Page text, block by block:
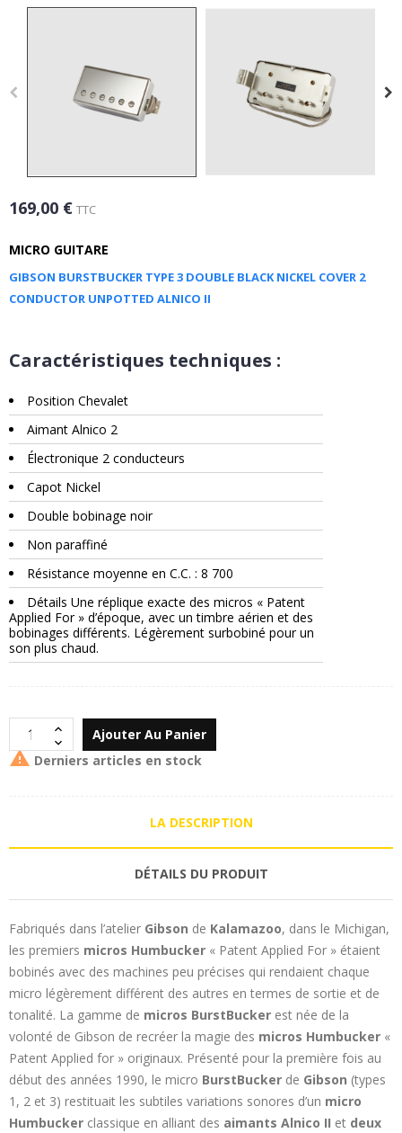
169,00 € TTC
MICRO GUITARE
GIBSON BURSTBUCKER TYPE 3 DOUBLE BLACK NICKEL COVER 2
CONDUCTOR UNPOTTED ALNICO II
Caractéristiques techniques :
Position Chevalet
Aimant Alnico 2
Électronique 2 conducteurs
Capot Nickel
Double bobinage noir
Non paraffiné
Résistance moyenne en C.C. : 8 700
Détails Une réplique exacte des micros « Patent
Applied For » d’époque, avec un timbre aérien et des
bobinages différents. Légèrement surbobiné pour un
son plus chaud.
Ajouter Au Panier
 Derniers articles en stock
LA DESCRIPTION
DÉTAILS DU PRODUIT
Fabriqués dans l’atelier Gibson de Kalamazoo, dans le Michigan,
les premiers micros Humbucker « Patent Applied For » étaient
bobinés avec des machines peu précises qui rendaient chaque
micro légèrement différent des autres en termes de sortie et de
tonalité. La gamme de micros BurstBucker est née de la
volonté de Gibson de recréer la magie des micros Humbucker «
Patent Applied for » originaux. Présenté pour la première fois au
début des années 1990, le micro BurstBucker de Gibson (types
1, 2 et 3) restituait les subtiles variations sonores d’un micro
Humbucker classique en alliant des aimants Alnico II et deux